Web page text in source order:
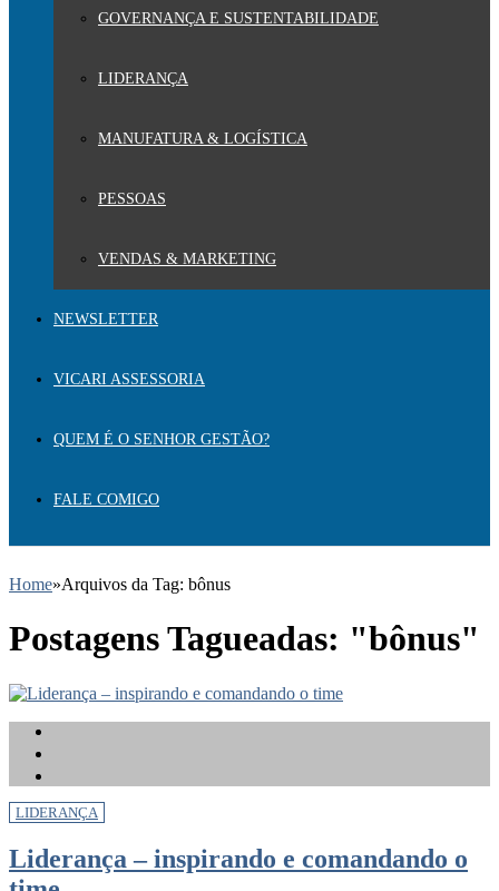
GOVERNANÇA E SUSTENTABILIDADE
LIDERANÇA
MANUFATURA & LOGÍSTICA
PESSOAS
VENDAS & MARKETING
NEWSLETTER
VICARI ASSESSORIA
QUEM É O SENHOR GESTÃO?
FALE COMIGO
Home»Arquivos da Tag: bônus
Postagens Tagueadas: "bônus"
LIDERANÇA
Liderança – inspirando e comandando o